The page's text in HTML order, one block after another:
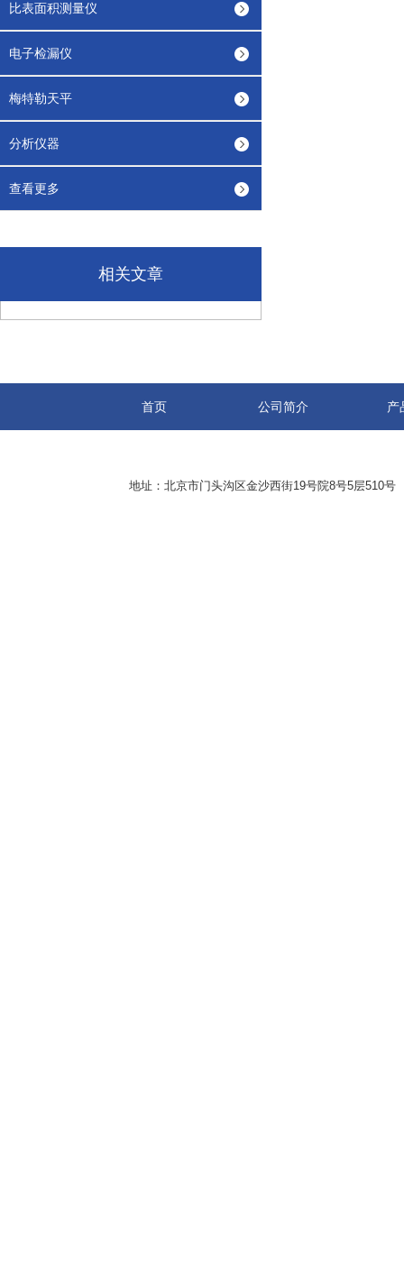
比表面积测量仪
电子检漏仪
梅特勒天平
分析仪器
查看更多
相关文章
首页 公司简介 产
地址：北京市门头沟区金沙西街19号院8号5层510